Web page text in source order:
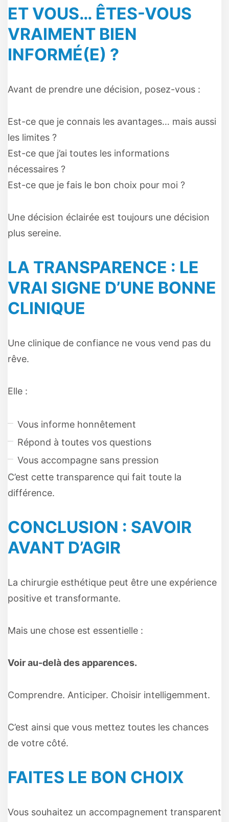
ET VOUS… ÊTES-VOUS
VRAIMENT BIEN
INFORMÉ(E) ?
Avant de prendre une décision, posez-vous :
Est-ce que je connais les avantages… mais aussi
les limites ?
Est-ce que j’ai toutes les informations
nécessaires ?
Est-ce que je fais le bon choix pour moi ?
Une décision éclairée est toujours une décision
plus sereine.
LA TRANSPARENCE : LE
VRAI SIGNE D’UNE BONNE
CLINIQUE
Une clinique de confiance ne vous vend pas du
rêve.
Elle :
Vous informe honnêtement
Répond à toutes vos questions
Vous accompagne sans pression
C’est cette transparence qui fait toute la
différence.
CONCLUSION : SAVOIR
AVANT D’AGIR
La chirurgie esthétique peut être une expérience
positive et transformante.
Mais une chose est essentielle :
Voir au-delà des apparences.
Comprendre. Anticiper. Choisir intelligemment.
C’est ainsi que vous mettez toutes les chances
de votre côté.
FAITES LE BON CHOIX
Vous souhaitez un accompagnement transparent